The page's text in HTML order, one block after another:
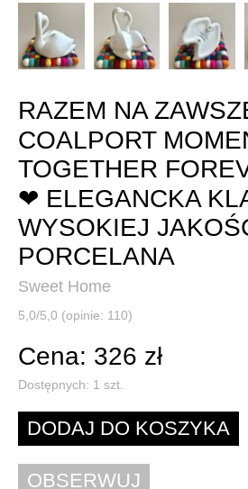
RAZEM NA
COALPORT
TOGETHER
❤ ELEGANCKA
WYSOKIEJ
PORCELANA
Sweet Home
5,0/5,0 (opinie: 110)
Cena: 326 zł
Dostępnych: 1 szt.